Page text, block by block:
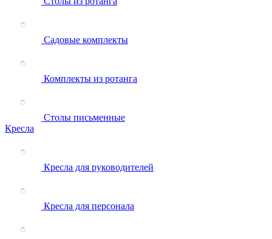
Садовые комплекты
Комплекты из ротанга
Столы письменные
Кресла
Кресла для руководителей
Кресла для персонала